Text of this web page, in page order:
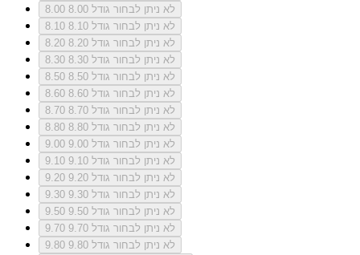
8.00
לא ניתן לבחור גודל 8.00
8.10
לא ניתן לבחור גודל 8.10
8.20
לא ניתן לבחור גודל 8.20
8.30
לא ניתן לבחור גודל 8.30
8.50
לא ניתן לבחור גודל 8.50
8.60
לא ניתן לבחור גודל 8.60
8.70
לא ניתן לבחור גודל 8.70
8.80
לא ניתן לבחור גודל 8.80
9.00
לא ניתן לבחור גודל 9.00
9.10
לא ניתן לבחור גודל 9.10
9.20
לא ניתן לבחור גודל 9.20
9.30
לא ניתן לבחור גודל 9.30
9.50
לא ניתן לבחור גודל 9.50
9.70
לא ניתן לבחור גודל 9.70
9.80
לא ניתן לבחור גודל 9.80